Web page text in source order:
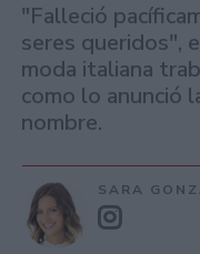
"Falleció
seres queridos",
moda italiana
como lo anunció
nombre.
SARA